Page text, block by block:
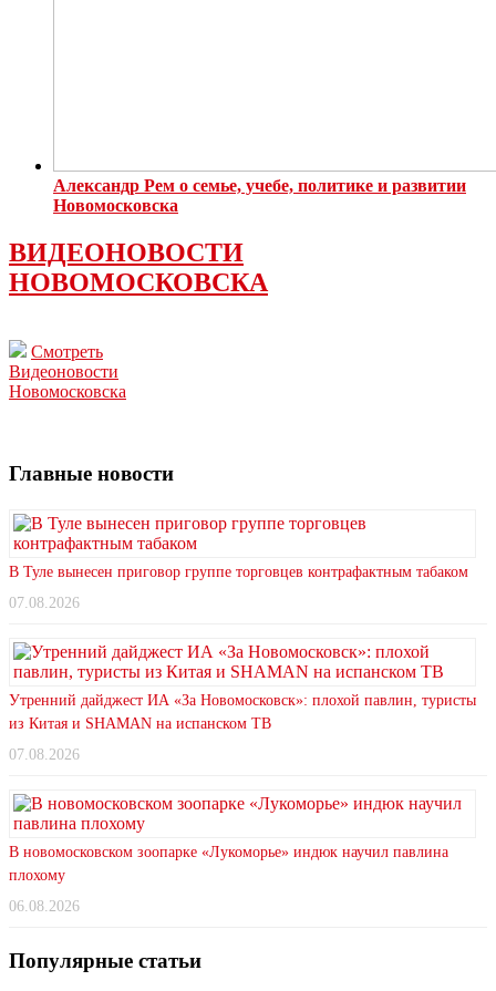
Александр Рем о семье, учебе, политике и развитии
Новомосковска
ВИДЕОНОВОСТИ
НОВОМОСКОВСКА
Смотреть
Видеоновости
Новомосковска
Главные новости
В Туле вынесен приговор группе торговцев контрафактным табаком
07.08.2026
Утренний дайджест ИА «За Новомосковск»: плохой павлин, туристы
из Китая и SHAMAN на испанском ТВ
07.08.2026
В новомосковском зоопарке «Лукоморье» индюк научил павлина
плохому
06.08.2026
Популярные статьи